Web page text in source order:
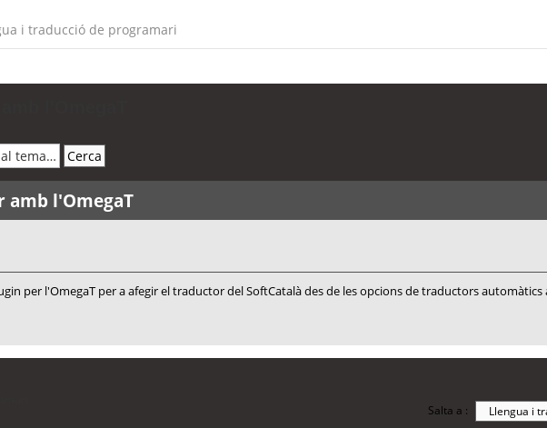
i traducció de programari
amb l'OmegaT
per l'OmegaT per a afegir el traductor del SoftCatalà des de les opcions de traductors automàtics
Salta a :